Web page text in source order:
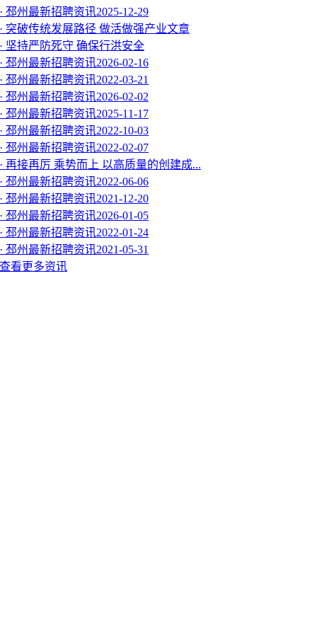
· 邳州最新招聘资讯2025-12-29
· 突破传统发展路径 做活做强产业文章
· 坚持严防死守 确保行洪安全
· 邳州最新招聘资讯2026-02-16
· 邳州最新招聘资讯2022-03-21
· 邳州最新招聘资讯2026-02-02
· 邳州最新招聘资讯2025-11-17
· 邳州最新招聘资讯2022-10-03
· 邳州最新招聘资讯2022-02-07
· 再接再厉 乘势而上 以高质量的创建成...
· 邳州最新招聘资讯2022-06-06
· 邳州最新招聘资讯2021-12-20
· 邳州最新招聘资讯2026-01-05
· 邳州最新招聘资讯2022-01-24
· 邳州最新招聘资讯2021-05-31
查看更多资讯